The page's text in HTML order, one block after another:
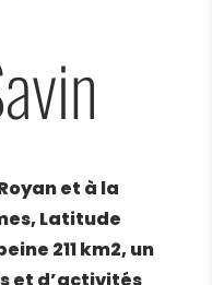
et à la
Latitude
211 km2, un